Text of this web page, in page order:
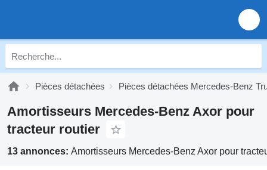
Pièces détachées Pièces détachées Mercedes-Benz
Amortisseurs Mercedes-Benz Axor pour
tracteur routier
13 annonces: Amortisseurs Mercedes-Benz Axor pour